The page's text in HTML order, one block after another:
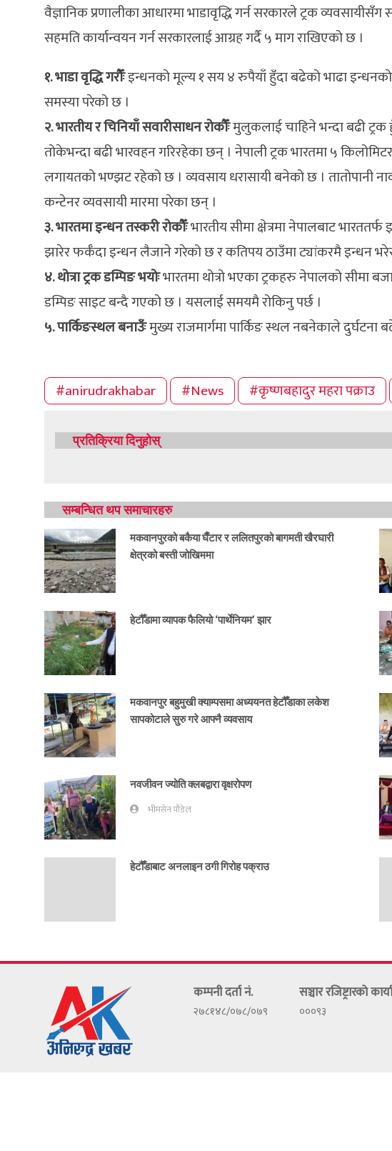
वैज्ञानिक प्रणालीका आधारमा भाडावृद्धि गर्न सरकारले ट्रक
सहमति कार्यान्वयन गर्न सरकारलाई आग्रह गर्दै ५ माग राखिएको छ ।
१. भाडा वृद्धि गरौँःइन्धनको मूल्य १ सय ४ रुपैयाँ हुँदा बढेको भाढा
समस्या परेको छ ।
२. भारतीय र चिनियाँ सवारीसाधन रोकौँःमुलुकलाई चाहिने भन्दा बढी ट्रक
तोकेभन्दा बढी भारवहन गरिरहेका छन् । नेपाली ट्रक भारतमा ५
लगायतको भण्झट रहेको छ । व्यवसाय धरासायी बनेको छ । तातोपानी
कन्टेनर व्यवसायी मारमा परेका छन् ।
३. भारतमा इन्धन तस्करी रोकौँःभारतीय सीमा क्षेत्रमा नेपालबाट
झारेर फर्कँदा इन्धन लैजाने गरेको छ र कतिपय ठाउँमा ट्यांकरमै इन्धन
४. थोत्रा ट्रक डम्पिङ भयोःभारतमा थोत्रो भएका ट्रकहरु नेपालको सीमा
डम्पिङ साइट बन्दै गएको छ । यसलाई समयमै रोकिनु पर्छ ।
५. पार्किङस्थल बनाउँःमुख्य राजमार्गमा पार्किङ स्थल नबनेकाले दुर्घटना
#anirudrakhabar #News #कृष्णबहादुर महरा पक्राउ
प्रतिक्रिया दिनुहोस्
सम्बन्धित थप समाचारहरु
मकवानपुरको बकैया घैँटार र ललितपुरको बागमती खैरघारी
क्षेत्रको बस्ती जोखिममा
हेटौँडामा व्यापक फैलियो ‘पार्थेनियम’ झार
मकवानपुर बहुमुखी क्याम्पसमा अध्ययनत हेटौँडाका लकेश
सापकोटाले सुरु गरे आफ्नै व्यवसाय
नवजीवन ज्योति क्लबद्वारा वृक्षरोपण
भीमसेन पौडेल
हेटौँडाबाट अनलाइन ठगी गिरोह पक्राउ
कम्पनी दर्ता नं.
२७८१४८/०७८/०७९
सञ्चार रजिष्ट्रारकाे
०००९३